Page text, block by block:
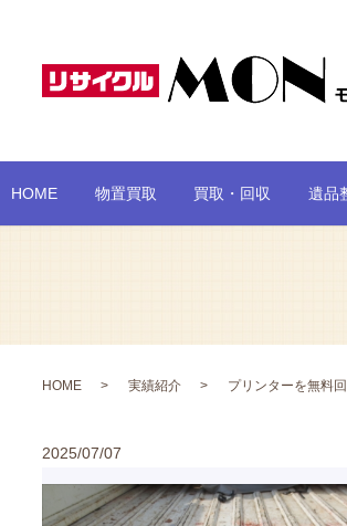
HOME 物置買取 買取・回収 遺品
HOME 実績紹介 プリンターを無料
2025/07/07